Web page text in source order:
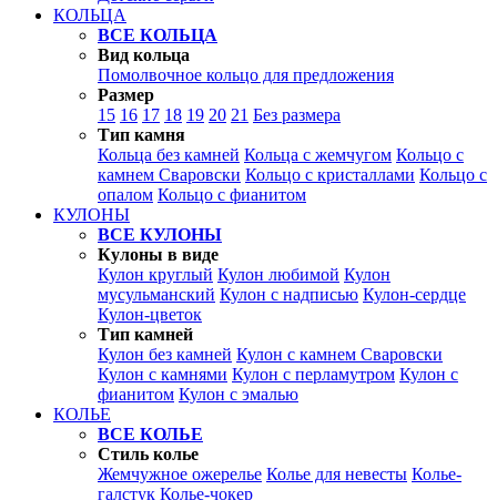
КОЛЬЦА
ВСЕ КОЛЬЦА
Вид кольца
Помолвочное кольцо для предложения
Размер
15 16 17 18 19 20 21 Без размера
Тип камня
Кольца без камней Кольца с жемчугом Кольцо с
камнем Сваровски Кольцо с кристаллами Кольцо с
опалом Кольцо с фианитом
КУЛОНЫ
ВСЕ КУЛОНЫ
Кулоны в виде
Кулон круглый Кулон любимой Кулон
мусульманский Кулон с надписью Кулон-сердце
Кулон-цветок
Тип камней
Кулон без камней Кулон с камнем Сваровски
Кулон с камнями Кулон с перламутром Кулон с
фианитом Кулон с эмалью
КОЛЬЕ
ВСЕ КОЛЬЕ
Стиль колье
Жемчужное ожерелье Колье для невесты Колье-
галстук Колье-чокер